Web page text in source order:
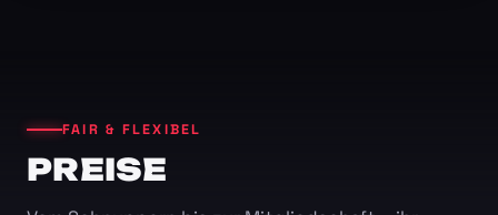
FAIR & FLEXIBEL
PREISE